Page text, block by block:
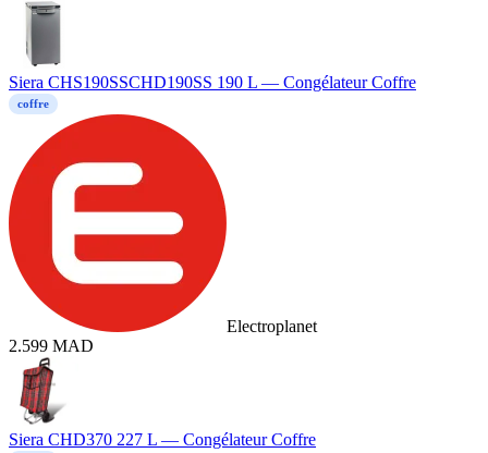
Siera CHS190SSCHD190SS 190 L — Congélateur Coffre
coffre
Electroplanet
2.599 MAD
Siera CHD370 227 L — Congélateur Coffre